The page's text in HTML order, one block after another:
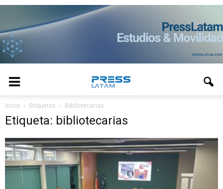
Inicio Etiquetas Bibliotecarias
Etiqueta: bibliotecarias